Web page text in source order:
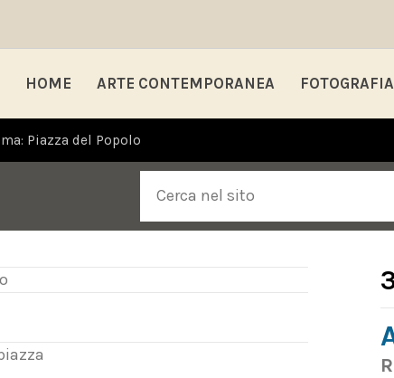
HOME ARTE CONTEMPORANEA FOTOGRAFIA
Piazza del Popolo